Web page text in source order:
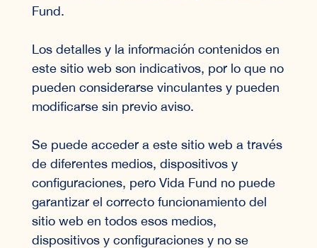
Fund.
Los detalles y la información contenidos en
este sitio web son indicativos, por lo que no
pueden considerarse vinculantes y pueden
modificarse sin previo aviso.
Se puede acceder a este sitio web a través
de diferentes medios, dispositivos y
configuraciones, pero Vida Fund no puede
garantizar el correcto funcionamiento del
sitio web en todos esos medios,
dispositivos y configuraciones y no se